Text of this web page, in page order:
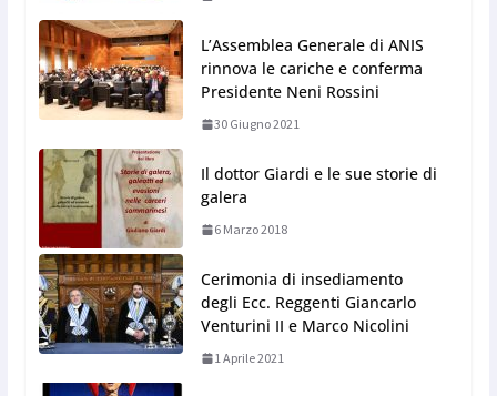
L’Assemblea Generale di ANIS
rinnova le cariche e conferma
Presidente Neni Rossini
30 Giugno 2021
Il dottor Giardi e le sue storie di
galera
6 Marzo 2018
Cerimonia di insediamento
degli Ecc. Reggenti Giancarlo
Venturini II e Marco Nicolini
1 Aprile 2021